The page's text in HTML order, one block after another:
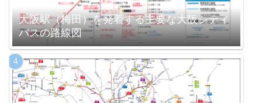
大阪駅（梅田）を発着する主要な大阪シティ
バスの路線図